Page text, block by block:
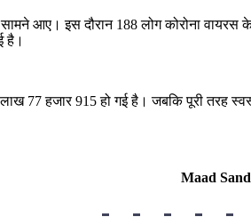
आए। इस दौरान 188 लोग कोरोना
है।
77 हजार 915 हो गई है। जबकि पूरी तरह
Maad